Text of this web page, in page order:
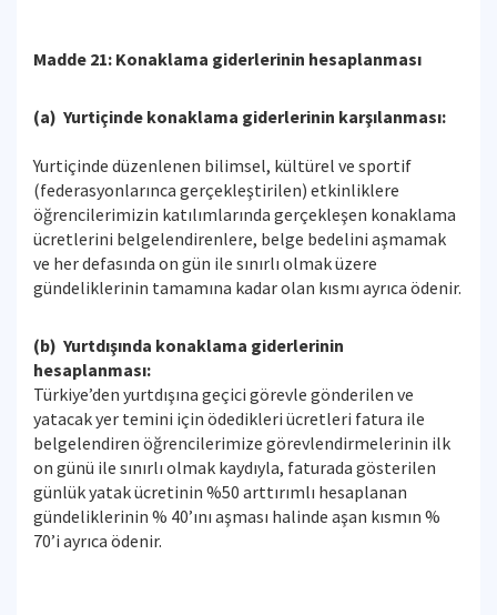
Madde 21: Konaklama giderlerinin hesaplanması
(a) Yurtiçinde konaklama giderlerinin karşılanması:
Yurtiçinde düzenlenen bilimsel, kültürel ve sportif
(federasyonlarınca gerçekleştirilen) etkinliklere
öğrencilerimizin katılımlarında gerçekleşen konaklama
ücretlerini belgelendirenlere, belge bedelini aşmamak
ve her defasında on gün ile sınırlı olmak üzere
gündeliklerinin tamamına kadar olan kısmı ayrıca ödenir.
(b) Yurtdışında konaklama giderlerinin
hesaplanması:
Türkiye’den yurtdışına geçici görevle gönderilen ve
yatacak yer temini için ödedikleri ücretleri fatura ile
belgelendiren öğrencilerimize görevlendirmelerinin ilk
on günü ile sınırlı olmak kaydıyla, faturada gösterilen
günlük yatak ücretinin %50 arttırımlı hesaplanan
gündeliklerinin % 40’ını aşması halinde aşan kısmın %
70’i ayrıca ödenir.